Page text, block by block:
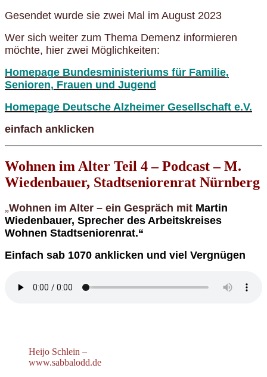
Gesendet wurde sie zwei Mal im August 2023
Wer sich weiter zum Thema Demenz informieren
möchte, hier zwei Möglichkeiten:
Homepage Bundesministeriums für Familie,
Senioren, Frauen und Jugend
Homepage Deutsche Alzheimer Gesellschaft e.V.
einfach anklicken
Wohnen im Alter Teil 4 – Podcast – M.
Wiedenbauer, Stadtseniorenrat Nürnberg
„Wohnen im Alter – ein Gespräch mit Martin
Wiedenbauer, Sprecher des Arbeitskreises
Wohnen Stadtseniorenrat.“
Einfach sab 1070 anklicken und viel Vergnügen
Heijo Schlein –
www.sabbalodd.de